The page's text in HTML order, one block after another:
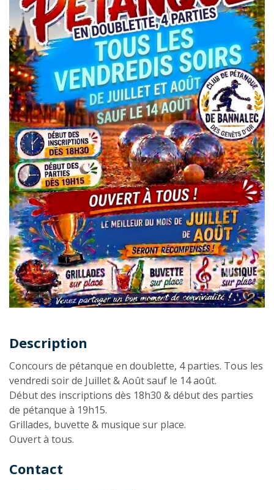
Description
Description
Concours de pétanque en doublette, 4 parties. Tous les
vendredi soir de Juillet & Août sauf le 14 août.
Début des inscriptions dès 18h30 & début des parties
de pétanque à 19h15.
Grillades, buvette & musique sur place.
Ouvert à tous.
Contact